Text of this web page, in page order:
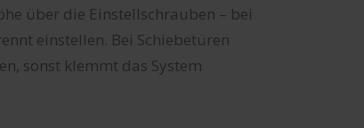
über die Einstellschrauben – bei
einstellen. Bei Schiebetüren
sonst klemmt das System